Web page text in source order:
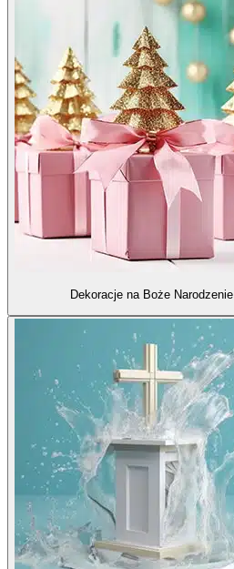
Dekoracje na Boże Narodzenie